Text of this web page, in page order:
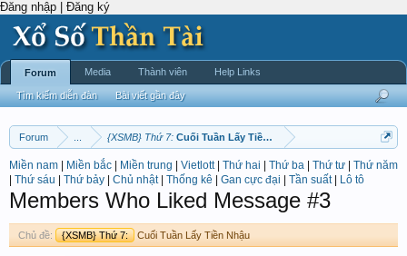
Đăng nhập | Đăng ký
Forum {XSMB} Thứ 7: Cuối Tuần Lấy Tiền Nhậu
Miền nam Miền bắc Miền trung Vietlott| Thứ hai Thứ ba Thứ tư
Thứ năm
Thứ sáu Thứ bảy Chủ nhật| Thống kê Gan cực đại Tần suất| Lô tô
Members Who Liked Message #3
Chủ đề: {XSMB} Thứ 7: Cuối Tuần Lấy Tiền Nhậu
Forum
Tìm kiếm diễn đàn Bài viết gần đây
Media Thành viên Help Links